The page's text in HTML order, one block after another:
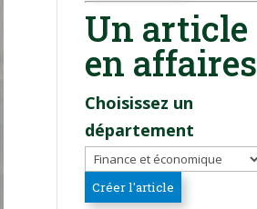
Un article
en affaires
Choisissez un
département